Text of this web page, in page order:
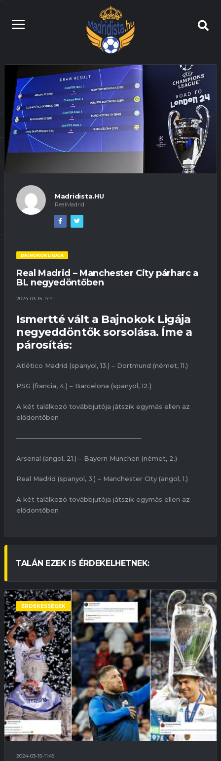
Madridista.HU
RealMadrid
BAJNOKOK LIGÁJA
Real Madrid – Manchester City párharc a
BL negyedöntőben
2024-03-15-17:41
Ismertté vált a Bajnokok Ligája
negyeddöntők sorsolása. Íme a
párosítás:
Atlético Madrid (spanyol, 13.) – Dortmund (német, 11.)
PSG (francia, 4.) – Barcelona (spanyol, 12.)
A két találkozó továbbjutója játszik egymás ellen az
elődöntőben
———————————————————–
Arsenal (angol, 21.) – Bayern München (német, 2.)
Real Madrid (spanyol, 3.) – Manchester City (angol, 1.)
A két találkozó továbbjutója játszik egymás ellen az
elődöntőben
TALÁN EZEK IS ÉRDEKELHETNEK:
ÉRDEKESSÉGEK
2024-03-15-11:49